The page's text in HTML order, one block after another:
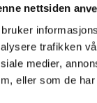
nettsiden
trafikken
medier,
eller som de